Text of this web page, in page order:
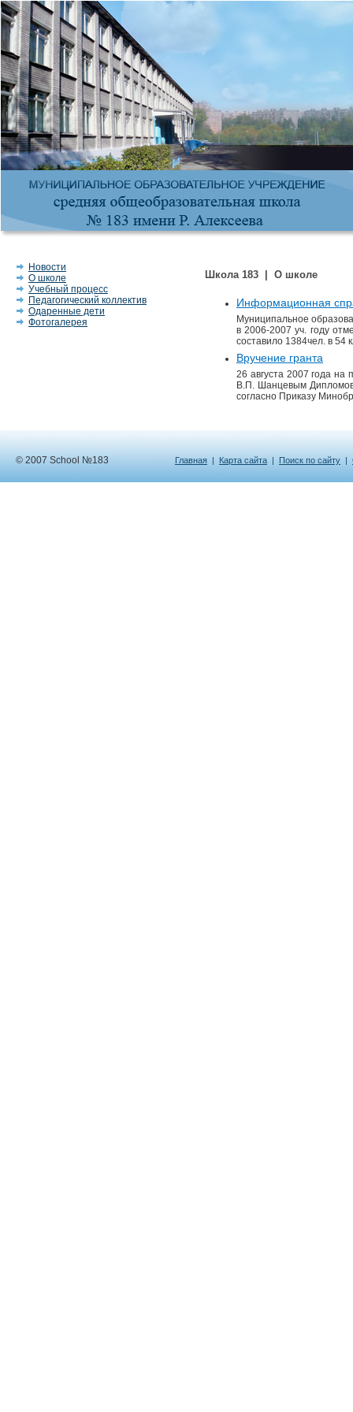
Новости
О школе
Учебный процесс
Педагогический коллектив
Одаренные дети
Фотогалерея
Школа 183 | О школе
Информационная
Муниципальное
в 2006-2007 уч. году
составило 1384чел. в 54
Вручение гранта
26 августа 2007 года на
В.П. Шанцевым Дипломов
согласно Приказу
© 2007 School №183 Главная | Карта сайта | Поиск по сайту |